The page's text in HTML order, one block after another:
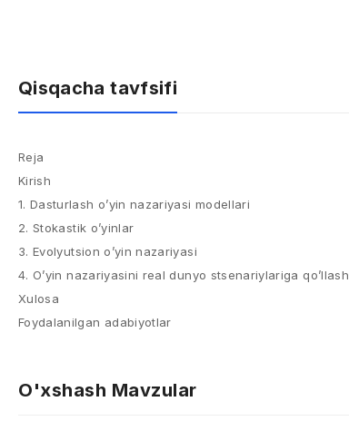
Qisqacha tavfsifi
Reja
Kirish
1. Dasturlash o’yin nazariyasi modellari
2. Stokastik o’yinlar
3. Evolyutsion o’yin nazariyasi
4. O’yin nazariyasini real dunyo stsenariylariga qo’llash
Xulosa
Foydalanilgan adabiyotlar
O'xshash Mavzular